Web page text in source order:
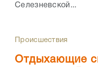
Селезневской...
Происшествия
Отдыхающие